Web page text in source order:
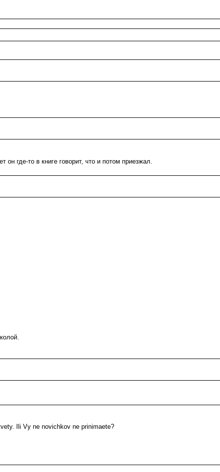
где-то в книге говорит, что и потом приезжал.
Ili Vy ne novichkov ne prinimaete?